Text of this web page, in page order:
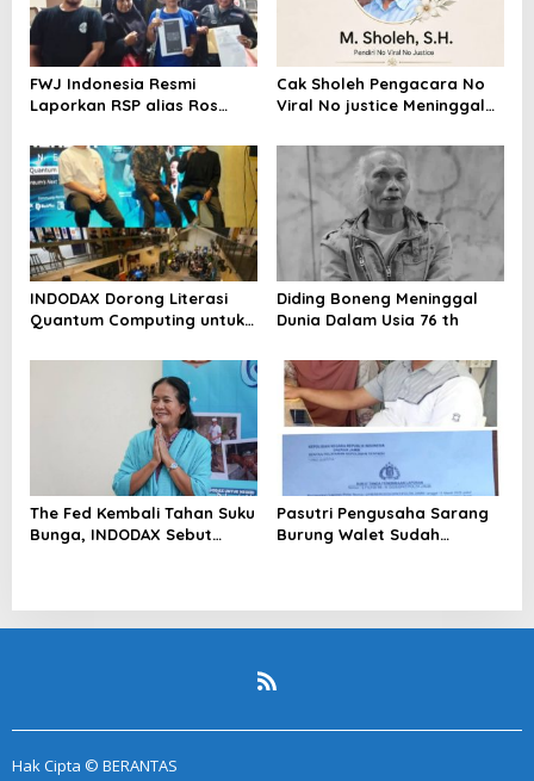
FWJ Indonesia Resmi
Laporkan RSP alias Ros
Cak Sholeh Pengacara No
Viral No justice Meninggal
INDODAX Dorong Literasi
Quantum Computing untuk
Blockchain
Diding Boneng Meninggal
Dunia Dalam Usia 76 th
The Fed Kembali Tahan Suku
Bunga, INDODAX Sebut
Pasutri Pengusaha Sarang
Burung Walet Sudah
Hak Cipta © BERANTAS